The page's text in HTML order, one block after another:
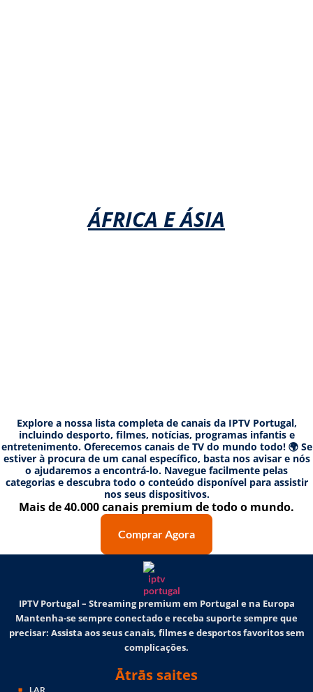
ÁFRICA E ÁSIA
Explore a nossa lista completa de canais da IPTV Portugal,
incluindo desporto, filmes, notícias, programas infantis e
entretenimento. Oferecemos canais de TV do mundo todo! 🌍 Se
estiver à procura de um canal específico, basta nos avisar e nós
o ajudaremos a encontrá-lo. Navegue facilmente pelas
categorias e descubra todo o conteúdo disponível para assistir
nos seus dispositivos.
Mais de 40.000 canais premium de todo o mundo.
Comprar Agora
IPTV Portugal – Streaming premium em Portugal e na Europa
Mantenha-se sempre conectado e receba suporte sempre que
precisar: Assista aos seus canais, filmes e desportos favoritos sem
complicações.
Ātrās saites
LAR